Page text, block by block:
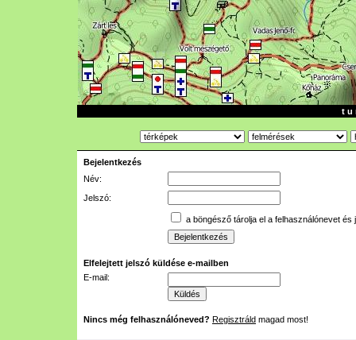
t u
Bejelentkezés
Név:
Jelszó:
a böngésző tárolja el a felhasználónevet és
Elfelejtett jelszó küldése e-mailben
E-mail:
Nincs még felhasználóneved? Regisztráld magad most!